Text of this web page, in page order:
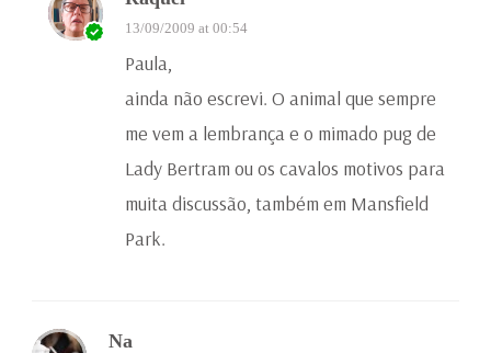
13/09/2009 at 00:54
Paula,
ainda não escrevi. O animal que sempre
me vem a lembrança e o mimado pug de
Lady Bertram ou os cavalos motivos para
muita discussão, também em Mansfield
Park.
Na